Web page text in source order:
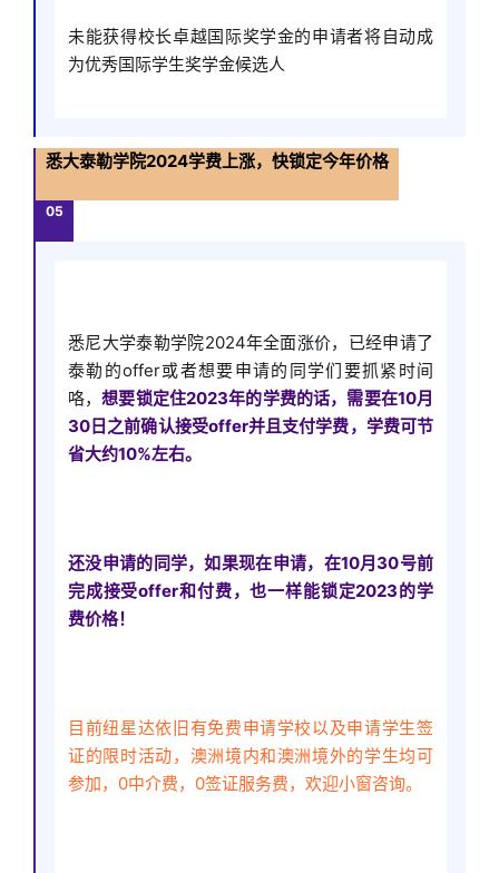
未能获得校长卓越国际奖学金的申请者将自动成
为优秀国际学生奖学金候选人
悉大泰勒学院2024学费上涨，快锁定今年价格
05
悉尼大学泰勒学院2024年全面涨价，已经申请了
泰勒的offer或者想要申请的同学们要抓紧时间
咯，想要锁定住2023年的学费的话，需要在10月
30日之前确认接受offer并且支付学费，学费可节
省大约10%左右。
还没申请的同学，如果现在申请，在10月30号前
完成接受offer和付费，也一样能锁定2023的学
费价格！
目前纽星达依旧有免费申请学校以及申请学生签
证的限时活动，澳洲境内和澳洲境外的学生均可
参加，0中介费，0签证服务费，欢迎小窗咨询。